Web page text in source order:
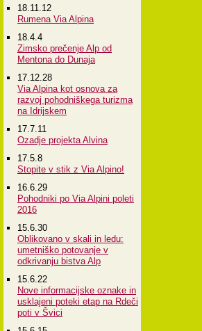
18.11.12
Rumena Via Alpina
18.4.4
Zimsko prečenje Alp od
Mentona do Dunaja
17.12.28
Via Alpina kot osnova za
razvoj pohodniškega turizma
na Idrijskem
17.7.11
Ozadje projekta Alvina
17.5.8
Stopite v stik z Via Alpino!
16.6.29
Pohodniki po Via Alpini poleti
2016
15.6.30
Oblikovano v skali in ledu:
umetniško potovanje v
odkrivanju bistva Alp
15.6.22
Nove informacijske oznake in
usklajeni poteki etap na Rdeči
poti v Švici